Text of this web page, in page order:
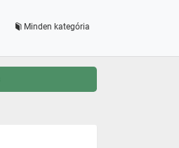
Minden kategória